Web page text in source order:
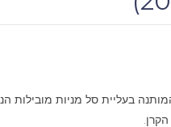
ש"ח, פיקדון מובנה ל-37 חודשים, בתוספת